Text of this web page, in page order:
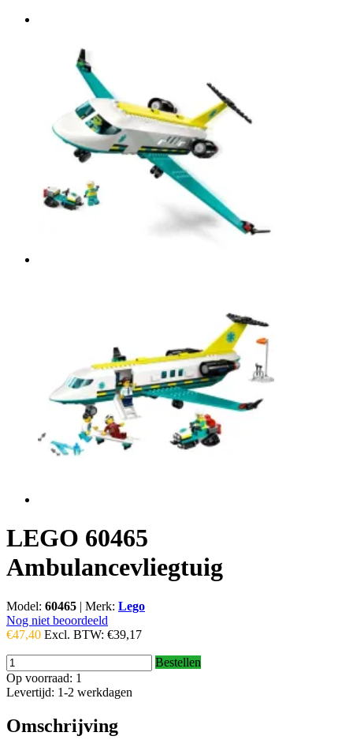
LEGO 60465
Ambulancevliegtuig
Model: 60465 | Merk: Lego
Nog niet beoordeeld
€47,40 Excl. BTW: €39,17
Bestellen
Op voorraad: 1
Levertijd: 1-2 werkdagen
Omschrijving